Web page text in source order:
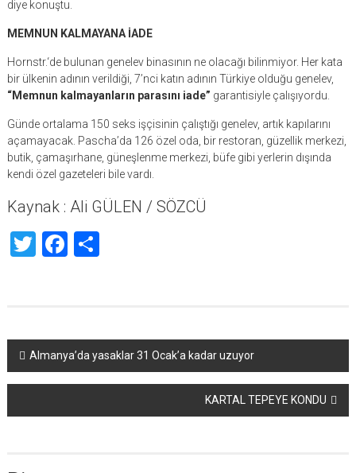
diye konuştu.
MEMNUN KALMAYANA İADE
Hornstr.‘de bulunan genelev binasının ne olacağı bilinmiyor. Her kata
bir ülkenin adının verildiği, 7’nci katın adının Türkiye olduğu genelev,
“Memnun kalmayanların parasını iade” garantisiyle çalışıyordu.
Günde ortalama 150 seks işçisinin çalıştığı genelev, artık kapılarını
açamayacak. Pascha’da 126 özel oda, bir restoran, güzellik merkezi,
butik, çamaşırhane, güneşlenme merkezi, büfe gibi yerlerin dışında
kendi özel gazeteleri bile vardı.
Kaynak : Ali GÜLEN / SÖZCÜ
TwitterFacebook
Share
Yazı
dolaşımı
Almanya’da yasaklar 31 Ocak’a kadar uzuyor
KARTAL TEPEYE KONDU